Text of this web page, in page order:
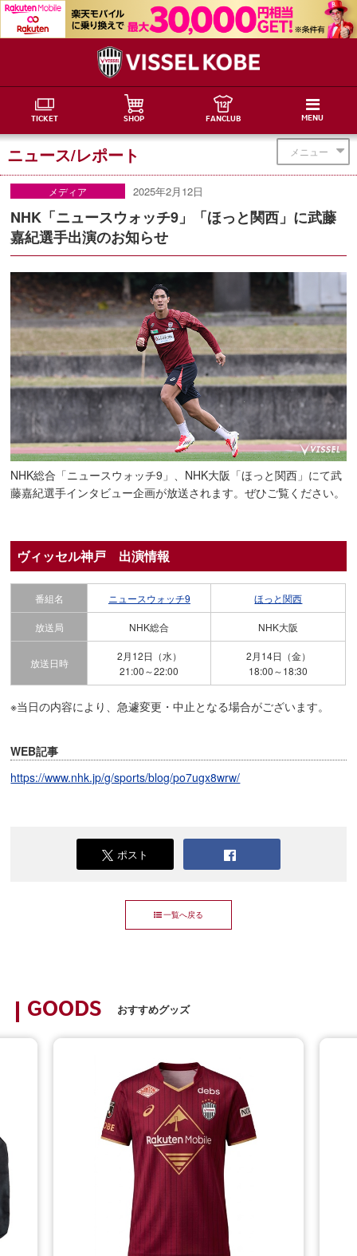
TICKET SHOP FANCLUB MENU
メニュー
ニュース/レポート
メディア 2025年2月12日
NHK「ニュースウォッチ9」「ほっと関西」に武藤
嘉紀選手出演のお知らせ
NHK総合「ニュースウォッチ9」、NHK大阪「ほっと関西」にて武
藤嘉紀選手インタビュー企画が放送されます。ぜひご覧ください。
ヴィッセル神戸 出演情報
番組名 ニュースウォッチ9 ほっと関西
放送局 NHK総合 NHK大阪
放送日時
2月12日（水）
21:00～22:00
2月14日（金）
18:00～18:30
※当日の内容により、急遽変更・中止となる場合がございます。
WEB記事
https://www.nhk.jp/g/sports/blog/po7ugx8wrw/
ポスト
一覧へ戻る
GOODS おすすめグッズ